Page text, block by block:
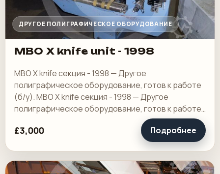
ДРУГОЕ ПОЛИГРАФИЧЕСКОЕ ОБОРУДОВАНИЕ
MBO X knife unit - 1998
MBO X knife секция - 1998 — Другое
полиграфическое оборудование, готов к работе
(б/у). MBO X knife секция - 1998 — Другое
полиграфическое оборудование, готов к работе
(б/у). Подходит для MBO T500, цена 3000 фунтов
стерлингов. В…
£3,000 Подробнее